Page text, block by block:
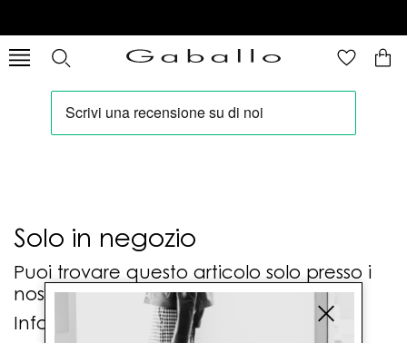
Solo in negozio
Puoi trovare questo articolo solo presso i
nostri punti vendita:
Info contatti